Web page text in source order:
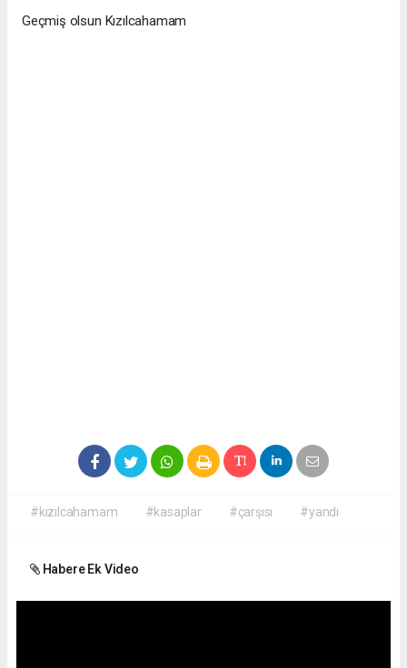
Geçmiş olsun Kızılcahamam
#kızılcahamam #kasaplar #çarşısı #yandı
Habere Ek Video